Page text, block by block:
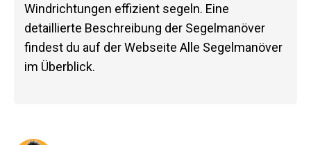
Windrichtungen effizient segeln. Eine
detaillierte Beschreibung der Segelmanöver
findest du auf der Webseite Alle Segelmanöver
im Überblick.